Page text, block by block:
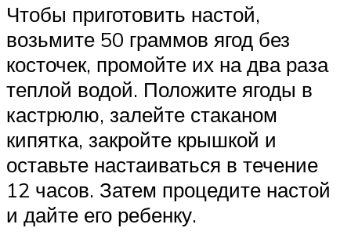
Чтобы приготовить настой,
возьмите 50 граммов ягод без
косточек, промойте их на два раза
теплой водой. Положите ягоды в
кастрюлю, залейте стаканом
кипятка, закройте крышкой и
оставьте настаиваться в течение
12 часов. Затем процедите настой
и дайте его ребенку.